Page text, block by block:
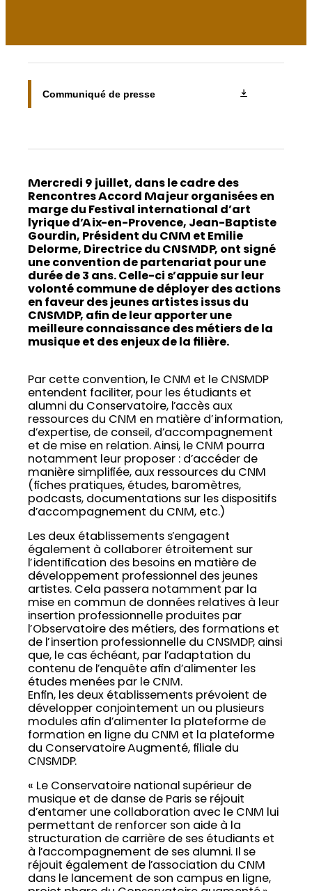
Communiqué de presse
Mercredi 9 juillet, dans le cadre des
Rencontres Accord Majeur organisées en
marge du Festival international d’art
lyrique d’Aix-en-Provence, Jean-Baptiste
Gourdin, Président du CNM et Emilie
Delorme, Directrice du CNSMDP, ont signé
une convention de partenariat pour une
durée de 3 ans. Celle-ci s’appuie sur leur
volonté commune de déployer des actions
en faveur des jeunes artistes issus du
CNSMDP, afin de leur apporter une
meilleure connaissance des métiers de la
musique et des enjeux de la filière.
Par cette convention, le CNM et le CNSMDP
entendent faciliter, pour les étudiants et
alumni du Conservatoire, l’accès aux
ressources du CNM en matière d’information,
d’expertise, de conseil, d’accompagnement
et de mise en relation. Ainsi, le CNM pourra
notamment leur proposer : d’accéder de
manière simplifiée, aux ressources du CNM
(fiches pratiques, études, baromètres,
podcasts, documentations sur les dispositifs
d’accompagnement du CNM, etc.)
Les deux établissements s’engagent
également à collaborer étroitement sur
l’identification des besoins en matière de
développement professionnel des jeunes
artistes. Cela passera notamment par la
mise en commun de données relatives à leur
insertion professionnelle produites par
l’Observatoire des métiers, des formations et
de l’insertion professionnelle du CNSMDP, ainsi
que, le cas échéant, par l’adaptation du
contenu de l’enquête afin d’alimenter les
études menées par le CNM.
Enfin, les deux établissements prévoient de
développer conjointement un ou plusieurs
modules afin d’alimenter la plateforme de
formation en ligne du CNM et la plateforme
du Conservatoire Augmenté, filiale du
CNSMDP.
« Le Conservatoire national supérieur de
musique et de danse de Paris se réjouit
d’entamer une collaboration avec le CNM lui
permettant de renforcer son aide à la
structuration de carrière de ses étudiants et
à l’accompagnement de ses alumni. Il se
réjouit également de l’association du CNM
dans le lancement de son campus en ligne,